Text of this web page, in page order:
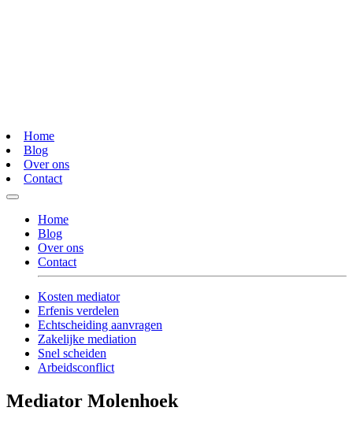
Home
Blog
Over ons
Contact
Home
Blog
Over ons
Contact
Kosten mediator
Erfenis verdelen
Echtscheiding aanvragen
Zakelijke mediation
Snel scheiden
Arbeidsconflict
Mediator Molenhoek